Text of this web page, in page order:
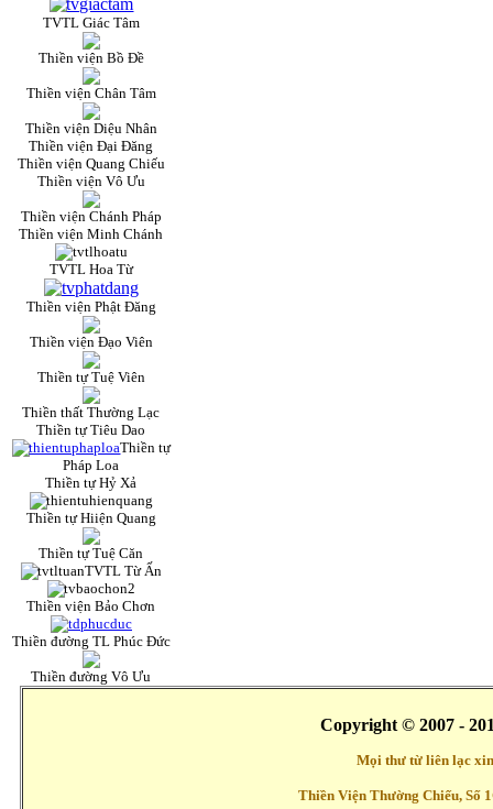
TVTL Giác Tâm
Thiền viện Bồ Đề
Thiền viện Chân Tâm
Thiền viện Diệu Nhân
Thiền viện Đại Đăng
Thiền viện Quang Chiếu
Thiền viện Vô Ưu
Thiền viện Chánh Pháp
Thiền viện Minh Chánh
TVTL Hoa Từ
Thiền viện Phật Đăng
Thiền viện Đạo Viên
Thiền tự Tuệ Viên
Thiền thất Thường Lạc
Thiền tự Tiêu Dao
Thiền tự
Pháp Loa
Thiền tự Hỷ Xả
Thiền tự Hiiện Quang
Thiền tự Tuệ Căn
TVTL Từ Ấn
Thiền viện Bảo Chơn
Thiền đường TL Phúc Đức
Thiền đường Vô Ưu
Copyright © 2007 -
Mọi thư từ liên lạc
Thiền Viện Thường Chiếu, Số